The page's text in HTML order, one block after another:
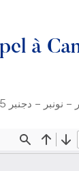
à
– دجنبر 2025)